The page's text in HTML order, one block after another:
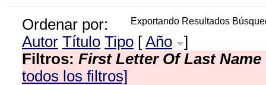
Exportando Resultados
Ordenar por:
Autor Título Tipo [ Año
]
Filtros: First Letter Of Last Name
todos los filtros]